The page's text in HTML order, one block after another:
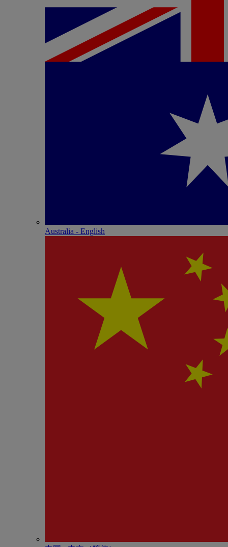
Australia - English